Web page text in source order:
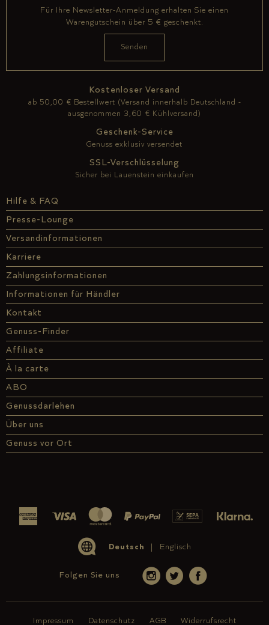
Hilfe & FAQ
Presse-Lounge
Versandinformationen
Karriere
Zahlungsinformationen
Informationen für Händler
Kontakt
Genuss-Finder
Affiliate
À la carte
ABO
Genussdarlehen
Über uns
Genuss vor Ort
Kostenloser Versand
ab 50,00 € Bestellwert (Versand innerhalb Deutschland -
ausgenommen 3,60 € Kühlversand)
Geschenk-Service
Genuss exklusiv versendet
SSL-Verschlüsselung
Sicher bei Lauenstein einkaufen
Für Ihre Newsletter-Anmeldung erhalten Sie einen
Warengutschein über 5 € geschenkt.
Deutsch Englisch
Folgen Sie uns
Impressum Datenschutz AGB Widerrufsrecht